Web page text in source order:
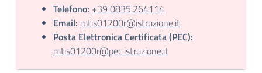
Telefono: +39 0835.264114
Email: mtis01200r@istruzione.it
Posta Elettronica Certificata (PEC):
mtis01200r@pec.istruzione.it